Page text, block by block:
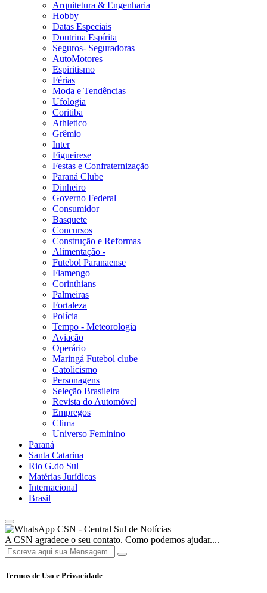
Arquitetura & Engenharia
Hobby
Datas Especiais
Doutrina Espírita
Seguros- Seguradoras
AutoMotores
Espiritismo
Férias
Moda e Tendências
Ufologia
Coritiba
Athletico
Grêmio
Inter
Figueirese
Festas e Confraternização
Paraná Clube
Dinheiro
Governo Federal
Consumidor
Basquete
Concursos
Construção e Reformas
Alimentação -
Futebol Paranaense
Flamengo
Corinthians
Palmeiras
Fortaleza
Polícia
Tempo - Meteorologia
Aviação
Operário
Maringá Futebol clube
Catolicismo
Personagens
Seleção Brasileira
Revista do Automóvel
Empregos
Clima
Universo Feminino
Paraná
Santa Catarina
Rio G.do Sul
Matérias Jurídicas
Internacional
Brasil
CSN - Central Sul de Notícias
A CSN agradece o seu contato. Como podemos ajudar....
Termos de Uso e Privacidade